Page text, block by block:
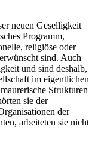
neuen Geselligkeit
Programm,
religiöse oder
sind. Auch
und sind deshalb,
im eigentlichen
Strukturen
sie der
der
arbeiteten sie nicht